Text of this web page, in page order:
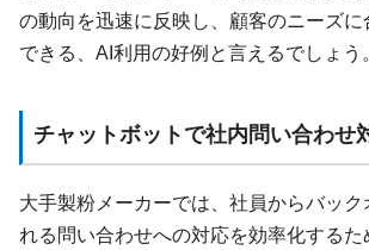
の動向を迅速に反映し、顧客のニーズ
できる、AI利用の好例と言えるでしょう。
チャットボットで社内問い合わせ
大手製粉メーカーでは、社員からバック
れる問い合わせへの対応を効率化するた